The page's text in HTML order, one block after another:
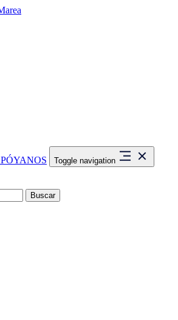
Toggle navigation